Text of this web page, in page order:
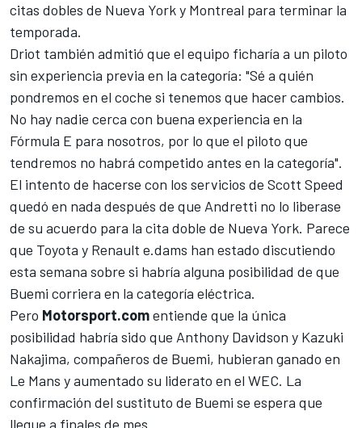
citas dobles de Nueva York y Montreal para terminar la
temporada.
Driot también admitió que el equipo ficharía a un piloto
sin experiencia previa en la categoría: "Sé a quién
pondremos en el coche si tenemos que hacer cambios.
No hay nadie cerca con buena experiencia en la
Fórmula E para nosotros, por lo que el piloto que
tendremos no habrá competido antes en la categoría".
El intento de hacerse con los servicios de Scott Speed
quedó en nada después de que Andretti no lo liberase
de su acuerdo para la cita doble de Nueva York. Parece
que Toyota y Renault e.dams han estado discutiendo
esta semana sobre si habría alguna posibilidad de que
Buemi corriera en la categoría eléctrica.
Pero Motorsport.comentiende que la única
posibilidad habría sido que Anthony Davidson y Kazuki
Nakajima, compañeros de Buemi, hubieran ganado en
Le Mans y aumentado su liderato en el WEC. La
confirmación del sustituto de Buemi se espera que
llegue a finales de mes.